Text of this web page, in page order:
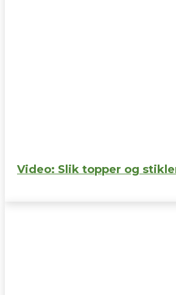
Video: Slik topper og